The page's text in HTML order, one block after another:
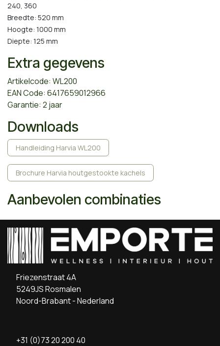
240, 360
Breedte: 520 mm
Hoogte: 1000 mm
Diepte: 125 mm
Extra gegevens
Artikelcode: WL200
EAN Code: 6417659012966
Garantie: 2 jaar
Downloads
Handleiding Harvia WL200
Brochure Harvia houtgestookte kachels
Aanbevolen combinaties
Friezenstraat 4A
5249JS Rosmalen
Noord-Brabant - Nederland
+31 (0)73 20 200 40